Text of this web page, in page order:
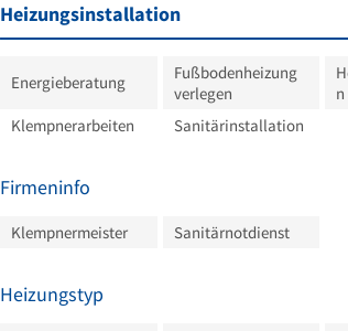
Heizungsinstallation
Energieberatung
Fußbodenheizung
verlegen
n
Klempnerarbeiten Sanitärinstallation
Firmeninfo
Klempnermeister Sanitärnotdienst
Heizungstyp